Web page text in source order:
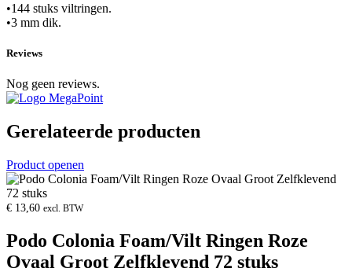
•144 stuks viltringen.
•3 mm dik.
Reviews
Nog geen reviews.
Gerelateerde producten
Product openen
€ 13,60 excl. BTW
Podo Colonia Foam/Vilt Ringen Roze
Ovaal Groot Zelfklevend 72 stuks